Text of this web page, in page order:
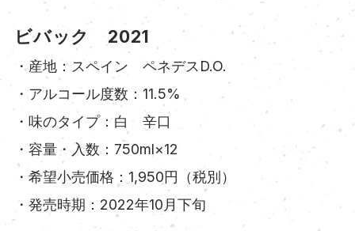
ビバック 2021
・産地：スペイン ペネデスD.O.
・アルコール度数：11.5%
・味のタイプ：白 辛口
・容量・入数：750ml×12
・希望小売価格：1,950円（税別）
・発売時期：2022年10月下旬